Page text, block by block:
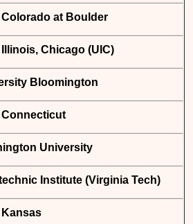
at Boulder
Chicago (UIC)
Bloomington
University
Institute (Virginia Tech)